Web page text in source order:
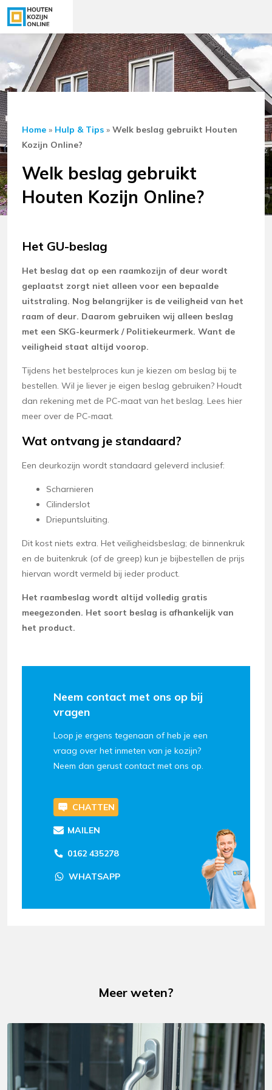
Home » Hulp & Tips » Welk beslag gebruikt Houten
Kozijn Online?
Welk beslag gebruikt
Houten Kozijn Online?
Het GU-beslag
Het beslag dat op een raamkozijn of deur wordt
geplaatst zorgt niet alleen voor een bepaalde
uitstraling. Nog belangrijker is de veiligheid van het
raam of deur. Daarom gebruiken wij alleen beslag
met een SKG-keurmerk / Politiekeurmerk. Want de
veiligheid staat altijd voorop.
Tijdens het bestelproces kun je kiezen om beslag bij te
bestellen. Wil je liever je eigen beslag gebruiken? Houdt
dan rekening met de PC-maat van het beslag. Lees hier
meer over de PC-maat.
Wat ontvang je standaard?
Een deurkozijn wordt standaard geleverd inclusief:
Scharnieren
Cilinderslot
Driepuntsluiting.
Dit kost niets extra. Het veiligheidsbeslag; de binnenkruk
en de buitenkruk (of de greep) kun je bijbestellen de prijs
hiervan wordt vermeld bij ieder product.
Het raambeslag wordt altijd volledig gratis
meegezonden. Het soort beslag is afhankelijk van
het product.
Neem contact met ons op bij
vragen
Loop je ergens tegenaan of heb je een
vraag over het inmeten van je kozijn?
Neem dan gerust contact met ons op.
CHATTEN
MAILEN
0162 435278
WHATSAPP
Meer weten?